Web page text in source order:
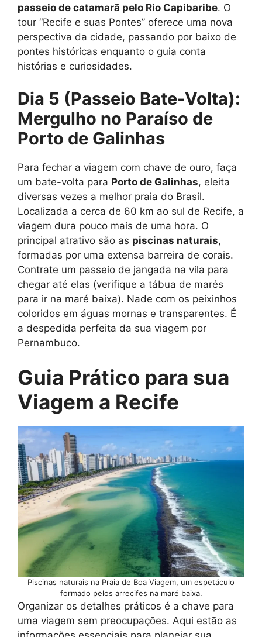
passeio de catamarã pelo Rio Capibaribe. O
tour “Recife e suas Pontes” oferece uma nova
perspectiva da cidade, passando por baixo de
pontes históricas enquanto o guia conta
histórias e curiosidades.
Dia 5 (Passeio Bate-Volta):
Mergulho no Paraíso de
Porto de Galinhas
Para fechar a viagem com chave de ouro, faça
um bate-volta para Porto de Galinhas, eleita
diversas vezes a melhor praia do Brasil.
Localizada a cerca de 60 km ao sul de Recife, a
viagem dura pouco mais de uma hora. O
principal atrativo são as piscinas naturais,
formadas por uma extensa barreira de corais.
Contrate um passeio de jangada na vila para
chegar até elas (verifique a tábua de marés
para ir na maré baixa). Nade com os peixinhos
coloridos em águas mornas e transparentes. É
a despedida perfeita da sua viagem por
Pernambuco.
Guia Prático para sua
Viagem a Recife
Piscinas naturais na Praia de Boa Viagem, um espetáculo
formado pelos arrecifes na maré baixa.
Organizar os detalhes práticos é a chave para
uma viagem sem preocupações. Aqui estão as